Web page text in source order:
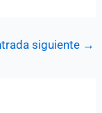
siguiente →